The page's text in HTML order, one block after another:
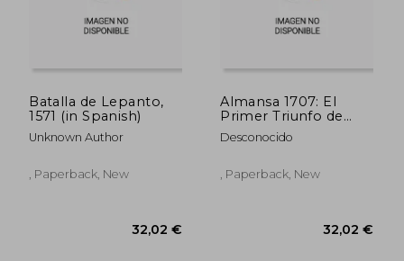
Batalla de Lepanto,
1571 (in Spanish)
Unknown Author
, Paperback, New
Almansa 1707: El
Primer Triunfo de
Felipe v (in Spanish)
Desconocido
, Paperback, New